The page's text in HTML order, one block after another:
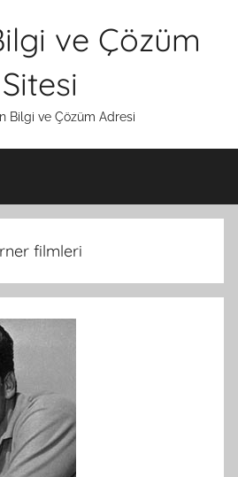
ve Çözüm
Sitesi
Bilgi ve Çözüm Adresi
filmleri